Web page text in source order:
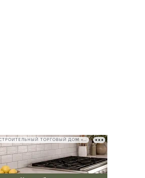
РЕКЛАМА • ООО СТРОИТЕЛЬНЫЙ ТОРГОВЫЙ ДОМ «ПЕТРОВИЧ», ИНН 7802348846